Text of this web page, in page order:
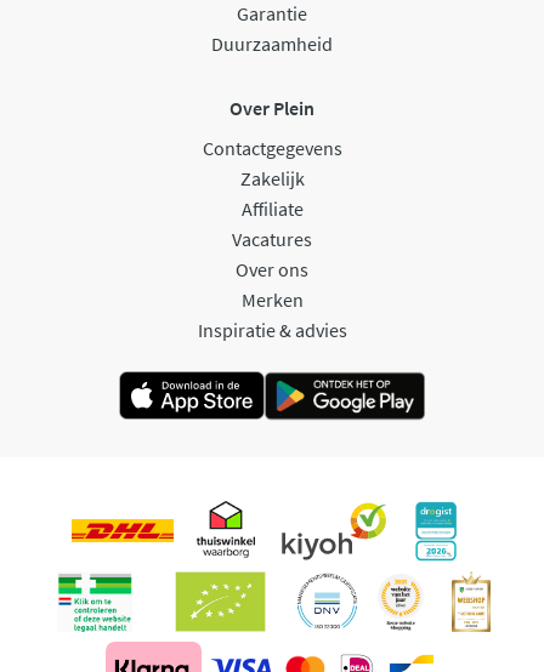
Garantie
Duurzaamheid
Over Plein
Contactgegevens
Zakelijk
Affiliate
Vacatures
Over ons
Merken
Inspiratie & advies